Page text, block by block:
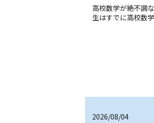
高校数学が絶不調
生はすでに高校数
2026/08/04